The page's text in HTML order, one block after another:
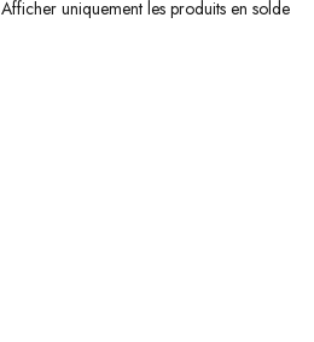
Afficher uniquement les produits en solde